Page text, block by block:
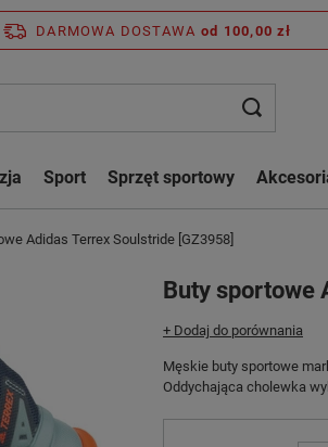
DARMOWA DOSTAWA od 100,00 zł
Sport Sprzęt sportowy
Adidas Terrex Soulstride [GZ3958]
Buty sportowe
+ Dodaj do porównania
Męskie buty sportowe
Oddychająca cholewka